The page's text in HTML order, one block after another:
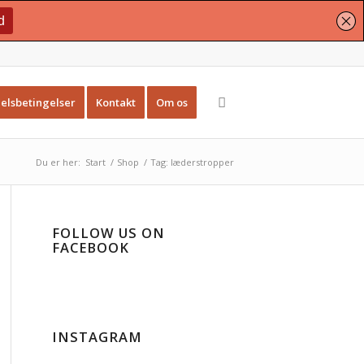
Kontakt Om os
Du er her: Start / Shop / Tag: læderstropper
FOLLOW US ON
FACEBOOK
INSTAGRAM